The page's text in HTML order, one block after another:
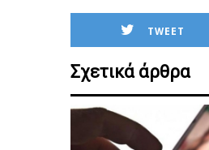
TWEET
Σχετικά άρθρα